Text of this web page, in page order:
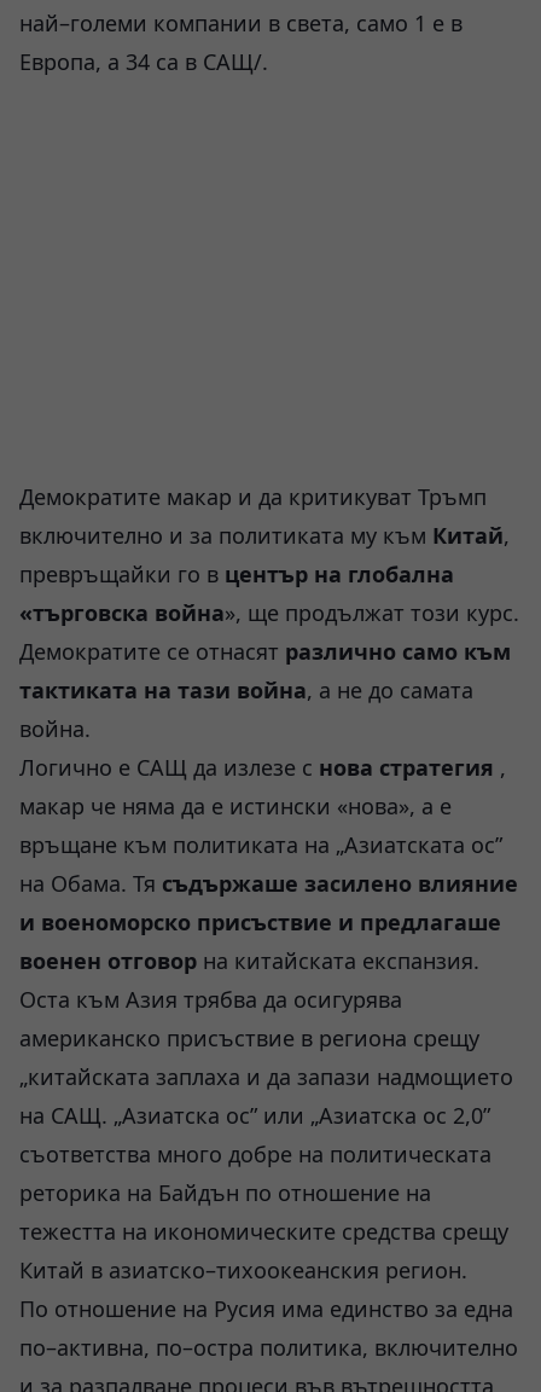
най–големи компании в света, само 1 е в
Европа, а 34 са в САЩ/.
Демократите макар и да критикуват Тръмп
включително и за политиката му към Китай,
превръщайки го в център на глобална
«търговска война», ще продължат този курс.
Демократите се отнасят различно само към
тактиката на тази война, а не до самата
война.
Логично е САЩ да излезе с нова стратегия ,
макар че няма да е истински «нова», а е
връщане към политиката на „Азиатската ос”
на Обама. Тя съдържаше засилено влияние
и военоморско присъствие и предлагаше
военен отговор на китайската експанзия.
Оста към Азия трябва да осигурява
американско присъствие в региона срещу
„китайската заплаха и да запази надмощието
на САЩ. „Азиатска ос” или „Азиатска ос 2,0”
съответства много добре на политическата
реторика на Байдън по отношение на
тежестта на икономическите средства срещу
Китай в азиатско–тихоокеанския регион.
По отношение на Русия има единство за една
по–активна, по–остра политика, включително
и за разпалване процеси във вътрешността